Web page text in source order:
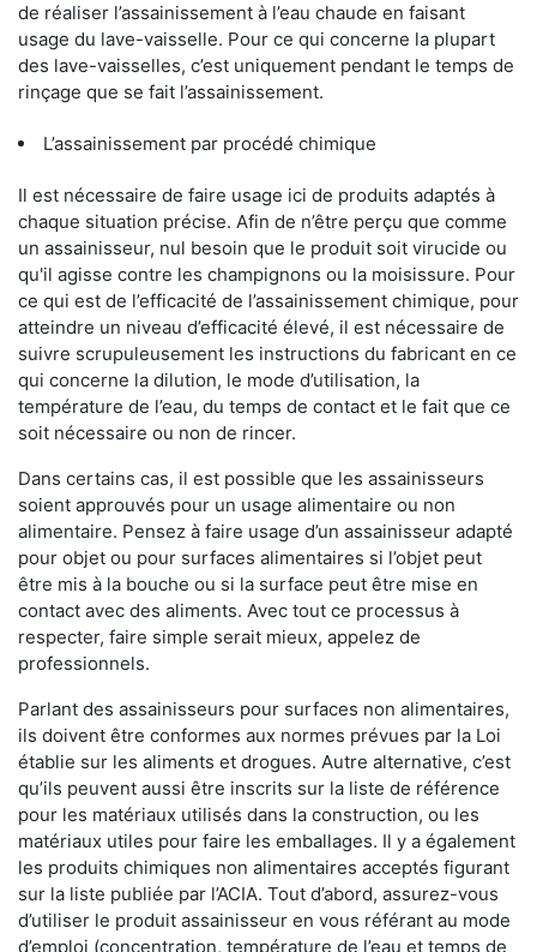
de réaliser l’assainissement à l’eau chaude en faisant
usage du lave-vaisselle. Pour ce qui concerne la plupart
des lave-vaisselles, c’est uniquement pendant le temps de
rinçage que se fait l’assainissement.
L’assainissement par procédé chimique
Il est nécessaire de faire usage ici de produits adaptés à
chaque situation précise. Afin de n’être perçu que comme
un assainisseur, nul besoin que le produit soit virucide ou
qu'il agisse contre les champignons ou la moisissure. Pour
ce qui est de l’efficacité de l’assainissement chimique, pour
atteindre un niveau d’efficacité élevé, il est nécessaire de
suivre scrupuleusement les instructions du fabricant en ce
qui concerne la dilution, le mode d’utilisation, la
température de l’eau, du temps de contact et le fait que ce
soit nécessaire ou non de rincer.
Dans certains cas, il est possible que les assainisseurs
soient approuvés pour un usage alimentaire ou non
alimentaire. Pensez à faire usage d’un assainisseur adapté
pour objet ou pour surfaces alimentaires si l’objet peut
être mis à la bouche ou si la surface peut être mise en
contact avec des aliments. Avec tout ce processus à
respecter, faire simple serait mieux, appelez de
professionnels.
Parlant des assainisseurs pour surfaces non alimentaires,
ils doivent être conformes aux normes prévues par la Loi
établie sur les aliments et drogues. Autre alternative, c’est
qu’ils peuvent aussi être inscrits sur la liste de référence
pour les matériaux utilisés dans la construction, ou les
matériaux utiles pour faire les emballages. Il y a également
les produits chimiques non alimentaires acceptés figurant
sur la liste publiée par l’ACIA. Tout d’abord, assurez-vous
d’utiliser le produit assainisseur en vous référant au mode
d’emploi (concentration, température de l’eau et temps de